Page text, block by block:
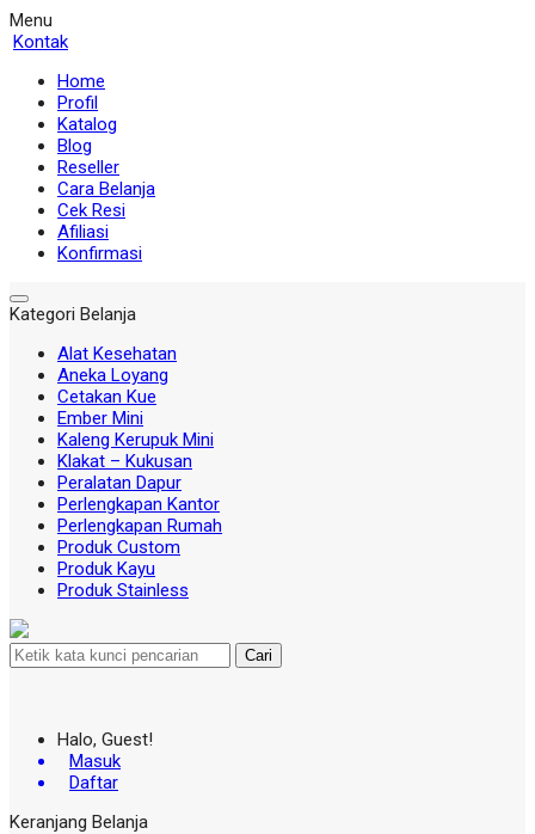
Menu
Kontak
Home
Profil
Katalog
Blog
Reseller
Cara Belanja
Cek Resi
Afiliasi
Konfirmasi
Kategori Belanja
Alat Kesehatan
Aneka Loyang
Cetakan Kue
Ember Mini
Kaleng Kerupuk Mini
Klakat – Kukusan
Peralatan Dapur
Perlengkapan Kantor
Perlengkapan Rumah
Produk Custom
Produk Kayu
Produk Stainless
Cari
Halo, Guest!
Masuk
Daftar
Keranjang Belanja